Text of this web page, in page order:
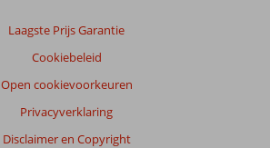
Laagste Prijs Garantie
Cookiebeleid
Open cookievoorkeuren
Privacyverklaring
Disclaimer en Copyright